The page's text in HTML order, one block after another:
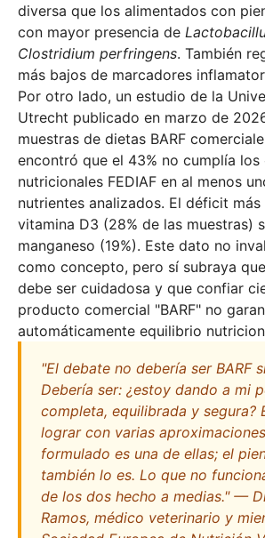
diversa que los alimentados con
con mayor presencia de
Clostridium perfringens. También
más bajos de marcadores
Por otro lado, un estudio de la
Utrecht publicado en marzo de
muestras de dietas BARF
encontró que el 43% no cumplía los
nutricionales FEDIAF en al menos
nutrientes analizados. El déficit
vitamina D3 (28% de las muestras)
manganeso (19%). Este dato no
como concepto, pero sí subraya
debe ser cuidadosa y que confiar
producto comercial "BARF" no
automáticamente equilibrio
"El debate no debería ser BARF
Debería ser: ¿estoy dando a mi
completa, equilibrada y segura?
lograr con varias
formulado es una de ellas; el
también lo es. Lo que no
de los dos hecho a medias." —
Ramos, médico veterinario y